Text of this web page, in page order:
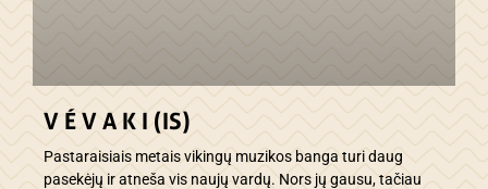
V É V A K I (IS)
Pastaraisiais metais vikingų muzikos banga turi daug
pasekėjų ir atneša vis naujų vardų. Nors jų gausu, tačiau